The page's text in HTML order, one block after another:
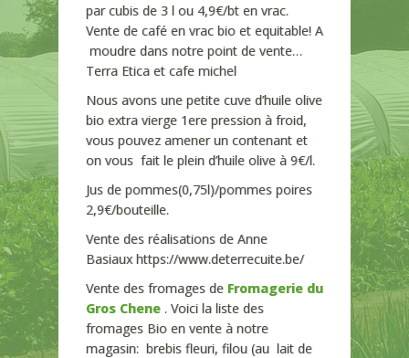
par cubis de 3 l ou 4,9€/bt en vrac.
Vente de café en vrac bio et equitable! A
moudre dans notre point de vente…
Terra Etica et cafe michel
Nous avons une petite cuve d’huile olive
bio extra vierge 1ere pression à froid,
vous pouvez amener un contenant et
on vous fait le plein d’huile olive à 9€/l.
Jus de pommes(0,75l)/pommes poires
2,9€/bouteille.
Vente des réalisations de Anne
Basiaux https://www.deterrecuite.be/
Vente des fromages de Fromagerie du
Gros Chene . Voici la liste des
fromages Bio en vente à notre
magasin: brebis fleuri, filou (au lait de